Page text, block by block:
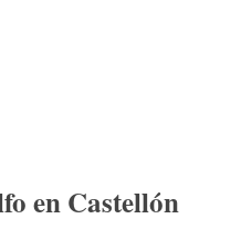
en Castellón